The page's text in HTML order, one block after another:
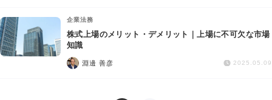
企業法務
株式上場のメリット・デメリット｜上場に不可欠な市場
知識
淵邊 善彦 2025.05.09